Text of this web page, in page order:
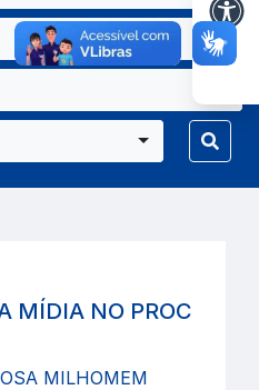
MÍDIA NO PROC
MILHOMEM